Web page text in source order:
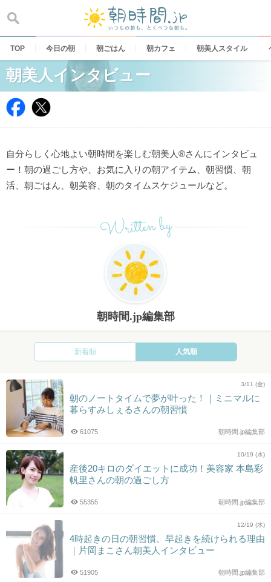
content
TOP 今日の朝 朝ごはん 朝カフェ 朝美人スタイル
朝美人インタビュー
自分らしく心地よい朝時間を楽しむ朝美人®さんにインタビュ
ー！朝の過ごし方や、お気に入りの朝アイテム、朝習慣、朝
活、朝ごはん、朝美容、朝のタイムスケジュールなど。
Written by
朝時間.jp編集部
新着順 人気順
3/11 (金)
朝のノートタイムで夢が叶った！｜ミニマルに
暮らすみしぇるさんの朝習慣
朝時間.jp編集部
61075
10/19 (水)
産後20キロのダイエットに成功！美容家 本島彩
帆里さんの朝の過ごし方
朝時間.jp編集部
55355
12/19 (水)
4時起きの日の朝習慣。早起きを続けられる理由
｜片岡まこさん朝美人インタビュー
朝時間.jp編集部
51905